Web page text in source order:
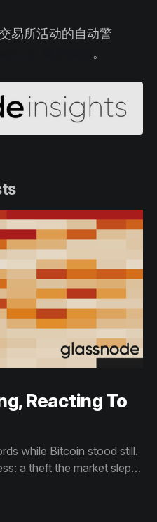
易所活动的自动警
。
Reacting To
while Bitcoin stood still.
a theft the market slept
market priced for